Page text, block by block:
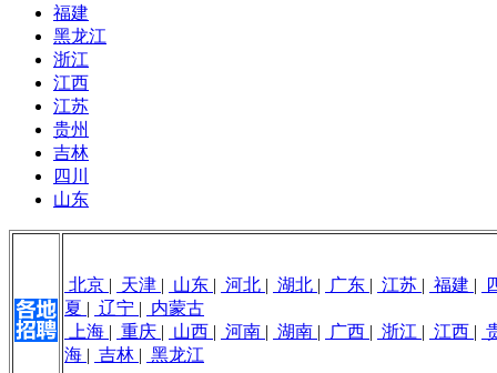
福建
黑龙江
浙江
江西
江苏
贵州
吉林
四川
山东
北京 | 天津 | 山东 | 河北 | 湖北 | 广东 | 江苏 | 福建 |
夏 | 辽宁 | 内蒙古
上海 | 重庆 | 山西 | 河南 | 湖南 | 广西 | 浙江 | 江西 |
海 | 吉林 | 黑龙江